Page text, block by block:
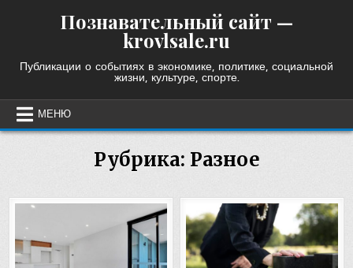
Познавательный сайт —
krovlsale.ru
Публикации о событиях в экономике, политике, социальной
жизни, культуре, спорте.
МЕНЮ
Рубрика: Разное